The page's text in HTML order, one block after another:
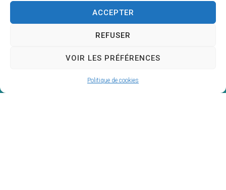
ACCEPTER
REFUSER
VOIR LES PRÉFÉRENCES
Politique de cookies